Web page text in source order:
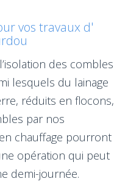
vos travaux d'
des combles
lesquels du lainage
réduits en flocons,
par nos
chauffage pourront
opération qui peut
demi-journée.